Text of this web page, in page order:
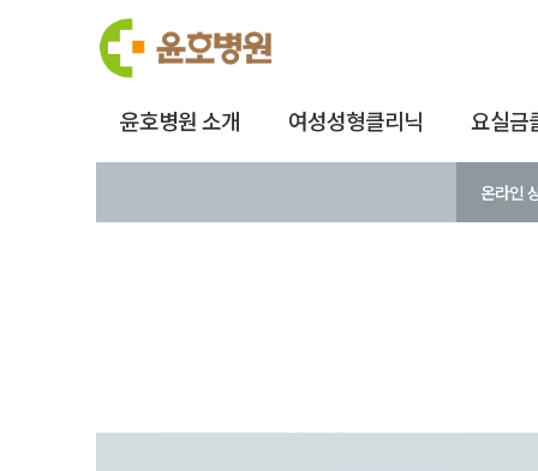
윤호병원 소개 여성성형클리닉 요실금
온라인